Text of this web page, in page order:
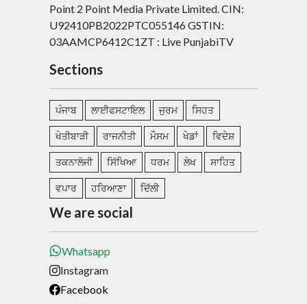
Point 2 Point Media Private Limited. CIN:
U92410PB2022PTC055146 GSTIN:
03AAMCP6412C1ZT : Live PunjabiTV
Sections
ਪੰਜਾਬ ਲਾਈਫਸਟਾਇਲ ਜੁਰਮ ਸਿਹਤ
ਖੇਤੀਬਾੜੀ ਰਾਜਨੀਤੀ ਮੌਸਮ ਖੇਡਾਂ ਵਿਦੇਸ਼
ਤਕਨਾਲੋਜੀ ਸਿੱਖਿਆ ਧਰਮ ਲੇਖ ਸਾਹਿਤ
ਵਪਾਰ ਹਰਿਆਣਾ ਦਿੱਲੀ
We are social
Whatsapp
Instagram
Facebook